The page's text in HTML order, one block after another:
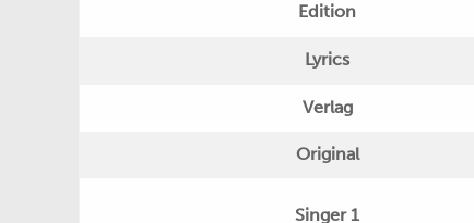
Edition
Lyrics
Verlag
Original
Singer 1